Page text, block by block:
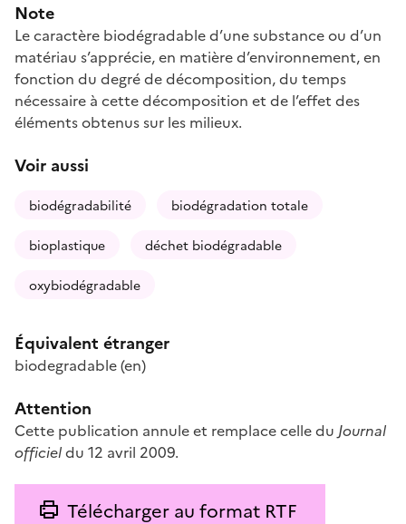
Note
Le caractère biodégradable d’une substance ou d’un
matériau s’apprécie, en matière d’environnement, en
fonction du degré de décomposition, du temps
nécessaire à cette décomposition et de l’effet des
éléments obtenus sur les milieux.
Voir aussi
biodégradabilité biodégradation totale
bioplastique déchet biodégradable
oxybiodégradable
Équivalent étranger
biodegradable(en)
Attention
Cette publication annule et remplace celle du Journal
officieldu 12 avril 2009.
Télécharger au format RTF